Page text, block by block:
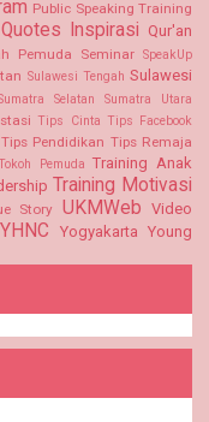
Public Speaking Training
Quotes Inspirasi Qur'an
Pemuda Seminar SpeakUp
Sulawesi Tengah Sulawesi
Selatan Sumatra Utara
Tips Cinta Tips Facebook
Tips Pendidikan Tips Remaja
Pemuda Training Anak
Training Motivasi
Story UKMWeb Video
YHNC Yogyakarta
Young